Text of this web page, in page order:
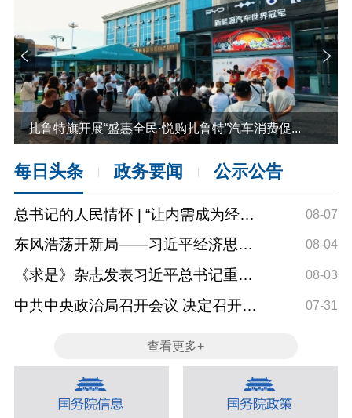
扎鲁特旗开展“盛惠全民·悦购扎鲁特”汽车消费促...
每日头条 | 政务要闻 | 公示公告
总书记的人民情怀 | “让内需成为经济
发展的主动力”
08-07
东风浩荡开新局——习近平经济思想
指引中国经济高...
08-04
《求是》杂志发表习近平总书记重要
文章《加快建设...
08-03
中共中央政治局召开会议 决定召开二
07-31
查看更多+